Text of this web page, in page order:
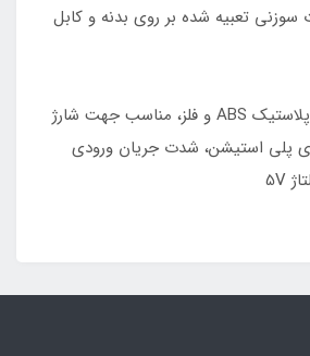
سوزنی تعبیه شده بر روی بدنه و کابل
بدنه ساخته شده از پلاستیک ABS و فلز، مناسب جهت شارژ
پلی استیشن، شدت جریان ورودی